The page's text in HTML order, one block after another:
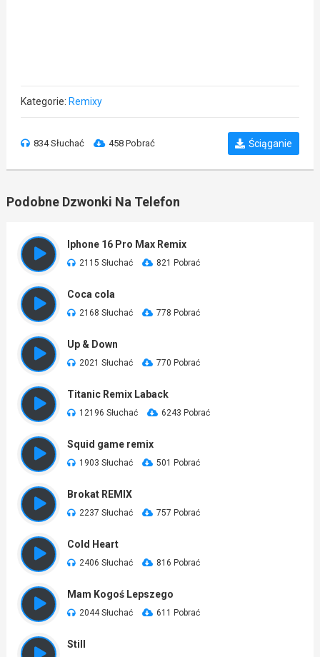
Kategorie: Remixy
834 Słuchać 458 Pobrać Ściąganie
Podobne Dzwonki Na Telefon
Iphone 16 Pro Max Remix
2115 Słuchać 821 Pobrać
Coca cola
2168 Słuchać 778 Pobrać
Up & Down
2021 Słuchać 770 Pobrać
Titanic Remix Laback
12196 Słuchać 6243 Pobrać
Squid game remix
1903 Słuchać 501 Pobrać
Brokat REMIX
2237 Słuchać 757 Pobrać
Cold Heart
2406 Słuchać 816 Pobrać
Mam Kogoś Lepszego
2044 Słuchać 611 Pobrać
Still